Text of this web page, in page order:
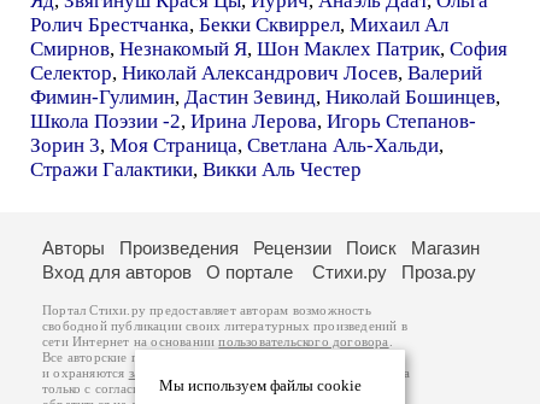
Ролич Брестчанка, Бекки Сквиррел, Михаил Ал
Смирнов, Незнакомый Я, Шон Маклех Патрик, София
Селектор, Николай Александрович Лосев, Валерий
Фимин-Гулимин, Дастин Зевинд, Николай Бошинцев,
Школа Поэзии -2, Ирина Лерова, Игорь Степанов-
Зорин 3, Моя Страница, Светлана Аль-Хальди,
Стражи Галактики, Викки Аль Честер
Мы используем файлы cookie
Авторы Произведения Рецензии Поиск
Магазин
Вход для авторов
О портале Стихи.ру Проза.ру
Портал Стихи.ру предоставляет авторам возможность
свободной публикации своих литературных произведений в
сети Интернет на основаниипользовательского договора
Все авторские права на произведения принадлежат авторам
и охраняются законом
. Перепечатка произведений возможна
только с согласия его автора, к которому вы можете